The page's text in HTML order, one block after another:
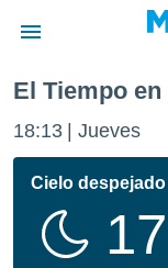
de
por
se
calidad.
El Tiempo
18:13 Jueves
Cielo despejado